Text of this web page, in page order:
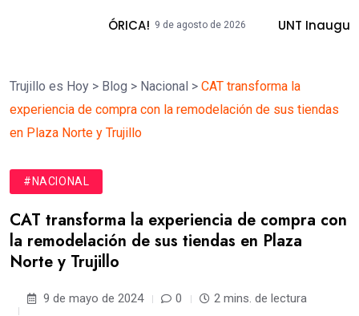
9 de agosto de 2026 UNT Inaugura Plazas
Trujillo es Hoy > Blog > Nacional > CAT transforma la
experiencia de compra con la remodelación de sus tiendas
en Plaza Norte y Trujillo
#NACIONAL
CAT transforma la experiencia de compra con
la remodelación de sus tiendas en Plaza
Norte y Trujillo
9 de mayo de 2024 0 2 mins. de lectura